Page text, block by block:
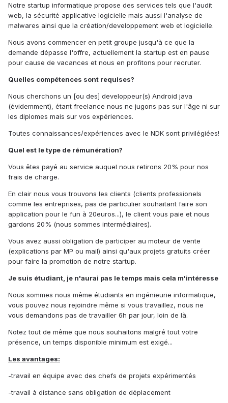
Notre startup informatique propose des services tels que l'audit
web, la sécurité applicative logicielle mais aussi l'analyse de
malwares ainsi que la création/developpement web et logicielle.
Nous avons commencer en petit groupe jusqu'à ce que la
demande dépasse l'offre, actuellement la startup est en pause
pour cause de vacances et nous en profitons pour recruter.
Quelles compétences sont requises?
Nous cherchons un [ou des] developpeur(s) Android java
(évidemment), étant freelance nous ne jugons pas sur l'âge ni sur
les diplomes mais sur vos expériences.
Toutes connaissances/expériences avec le NDK sont privilégiées!
Quel est le type de rémunération?
Vous êtes payé au service auquel nous retirons 20% pour nos
frais de charge.
En clair nous vous trouvons les clients (clients professionels
comme les entreprises, pas de particulier souhaitant faire son
application pour le fun à 20euros...), le client vous paie et nous
gardons 20% (nous sommes intermédiaires).
Vous avez aussi obligation de participer au moteur de vente
(explications par MP ou mail) ainsi qu'aux projets gratuits créer
pour faire la promotion de notre startup.
Je suis étudiant, je n'aurai pas le temps mais cela m'intéresse
Nous sommes nous même étudiants en ingénieurie informatique,
vous pouvez nous rejoindre même si vous travaillez, nous ne
vous demandons pas de travailler 6h par jour, loin de là.
Notez tout de même que nous souhaitons malgré tout votre
présence, un temps disponible minimum est exigé...
Les avantages:
-travail en équipe avec des chefs de projets expérimentés
-travail à distance sans obligation de déplacement